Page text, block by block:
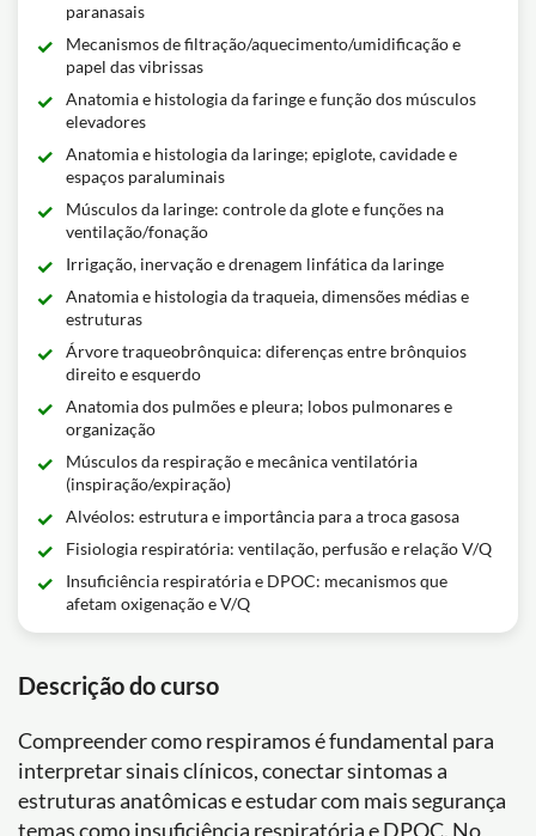
paranasais
Mecanismos de filtração/aquecimento/umidificação e
papel das vibrissas
Anatomia e histologia da faringe e função dos músculos
elevadores
Anatomia e histologia da laringe; epiglote, cavidade e
espaços paraluminais
Músculos da laringe: controle da glote e funções na
ventilação/fonação
Irrigação, inervação e drenagem linfática da laringe
Anatomia e histologia da traqueia, dimensões médias e
estruturas
Árvore traqueobrônquica: diferenças entre brônquios
direito e esquerdo
Anatomia dos pulmões e pleura; lobos pulmonares e
organização
Músculos da respiração e mecânica ventilatória
(inspiração/expiração)
Alvéolos: estrutura e importância para a troca gasosa
Fisiologia respiratória: ventilação, perfusão e relação V/Q
Insuficiência respiratória e DPOC: mecanismos que
afetam oxigenação e V/Q
Descrição do curso
Compreender como respiramos é fundamental para
interpretar sinais clínicos, conectar sintomas a
estruturas anatômicas e estudar com mais segurança
temas como insuficiência respiratória e DPOC. No